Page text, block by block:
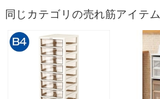
同じカテゴリの売れ筋アイテム